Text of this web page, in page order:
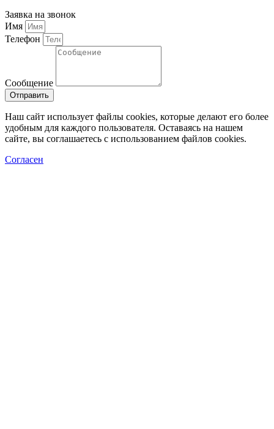
Заявка на звонок
Имя
Телефон
Сообщение
Отправить
Наш сайт использует файлы cookies, которые делают его более
удобным для каждого пользователя. Оставаясь на нашем
сайте, вы соглашаетесь с использованием файлов cookies.
Согласен